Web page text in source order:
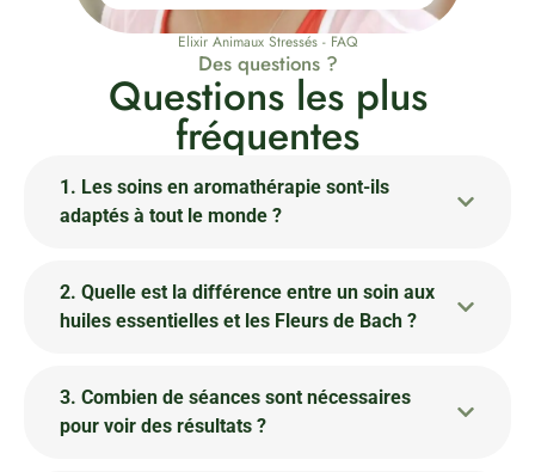
Elixir Animaux Stressés - FAQ
Des questions ?
Questions les plus
fréquentes
1. Les soins en aromathérapie sont-ils
adaptés à tout le monde ?
2. Quelle est la différence entre un soin aux
huiles essentielles et les Fleurs de Bach ?
3. Combien de séances sont nécessaires
pour voir des résultats ?